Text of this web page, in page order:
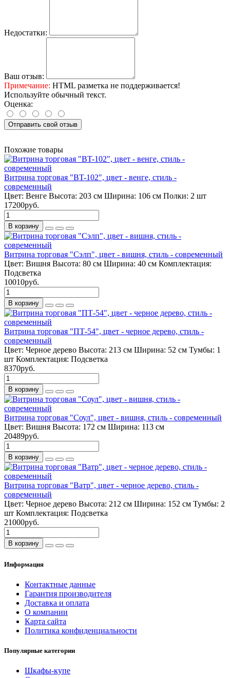
Недостатки:
Ваш отзыв:
Примечание: HTML разметка не поддерживается!
Используйте обычный текст.
Оценка:
Отправить свой отзыв
Похожие товары
Витрина торговая "BT-102", цвет - венге, стиль -
современный
Цвет: Венге Высота: 203 см Ширина: 106 см Полки: 2 шт
17200руб.
В корзину
Витрина торговая "Сэлп", цвет - вишня, стиль - современный
Цвет: Вишня Высота: 80 см Ширина: 40 см Комплектация:
Подсветка
10010руб.
В корзину
Витрина торговая "ПТ-54", цвет - черное дерево, стиль -
современный
Цвет: Черное дерево Высота: 213 см Ширина: 52 см Тумбы: 1
шт Комплектация: Подсветка
8370руб.
В корзину
Витрина торговая "Соул", цвет - вишня, стиль - современный
Цвет: Вишня Высота: 172 см Ширина: 113 см
20489руб.
В корзину
Витрина торговая "Bатр", цвет - черное дерево, стиль -
современный
Цвет: Черное дерево Высота: 212 см Ширина: 152 см Тумбы: 2
шт Комплектация: Подсветка
21000руб.
В корзину
Информация
Контактные данные
Гарантия производителя
Доставка и оплата
О компании
Карта сайта
Политика конфиденциальности
Популярные категории
Шкафы-купе